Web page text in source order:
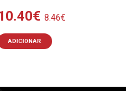
€ 8.46€
ADICIONAR